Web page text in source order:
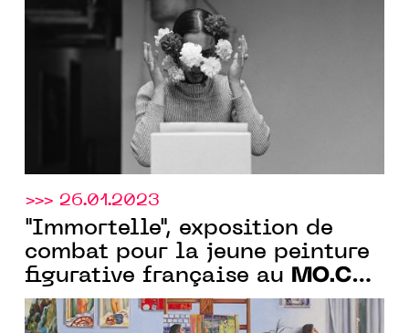
10.09.2023
>>> 26.01.2023
"Immortelle", exposition de
combat pour la jeune peinture
figurative française au MO.CO.
Montpellier, dès le 11.03.2023